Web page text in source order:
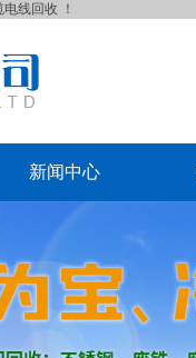
电线回收 ！
新闻中心